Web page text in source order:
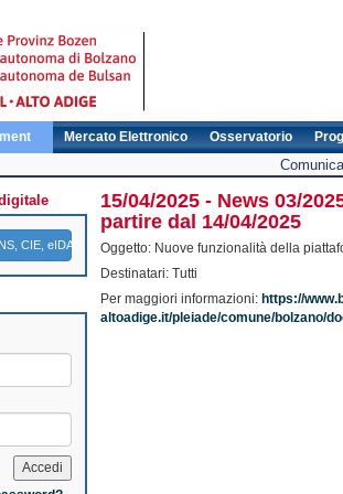
Mercato Elettronico Osservatorio
CIE, eIDAS
15/04/2025 - News 03/
partire dal 14/04/2025
Oggetto: Nuove funzionalità della
Destinatari: Tutti
Per maggiori informazioni: https://
altoadige.it/pleiade/comune/bolzano/